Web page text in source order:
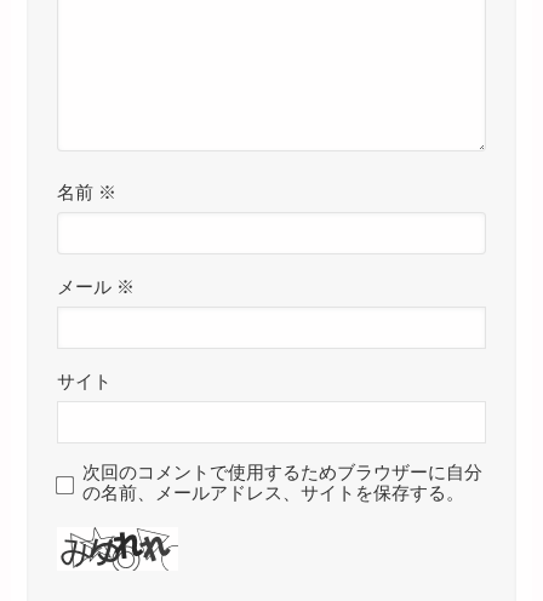
名前 ※
メール ※
サイト
次回のコメントで使用するためブラウザーに自分
の名前、メールアドレス、サイトを保存する。